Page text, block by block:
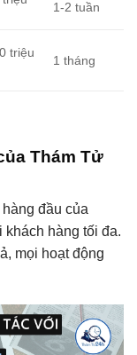
1-2 tuần
triệu
1 tháng
Thám Tử
đầu của
hàng tối đa.
mọi hoạt động